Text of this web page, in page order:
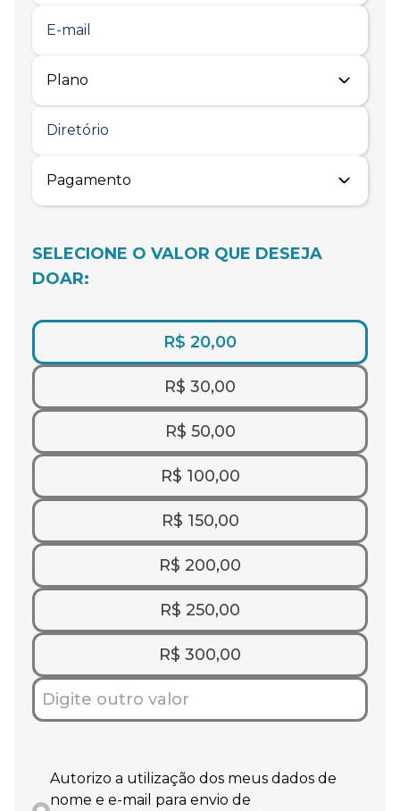
SELECIONE O VALOR QUE DESEJA
DOAR:
R$ 20,00
R$ 30,00
R$ 50,00
R$ 100,00
R$ 150,00
R$ 200,00
R$ 250,00
R$ 300,00
Autorizo a utilização dos meus dados de
nome e e-mail para envio de